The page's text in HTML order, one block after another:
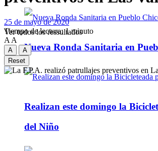
Nueva Ronda Sanitaria en
Realizan este domingo la
del Niño
Ver todos los ressultados
25 de mayo de 2020
Tiempo de lectura: 1 minuto
A A
A
A
Reset